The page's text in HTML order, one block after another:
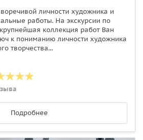
личности художника и
работы. На экскурсии по
коллекция работ Ван
к пониманию личности художника
творчества...
Подробнее